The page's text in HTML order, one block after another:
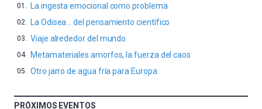
La ingesta emocional como problema
La Odisea… del pensamiento científico
Viaje alrededor del mundo
Metamateriales amorfos, la fuerza del caos
Otro jarro de agua fría para Europa
PRÓXIMOS EVENTOS